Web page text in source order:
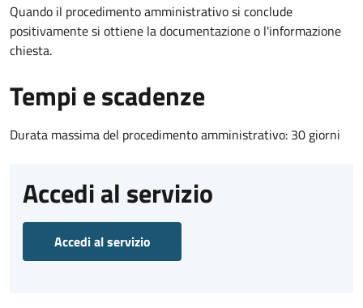
Quando il procedimento amministrativo si conclude
positivamente si ottiene la documentazione o l'informazione
chiesta.
Tempi e scadenze
Durata massima del procedimento amministrativo: 30 giorni
Accedi al servizio
Accedi al servizio